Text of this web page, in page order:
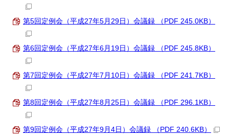
第5回定例会（平成27年5月29日）会議録 （PDF 245.0KB）
第6回定例会（平成27年6月19日）会議録 （PDF 245.8KB）
第7回定例会（平成27年7月10日）会議録 （PDF 241.7KB）
第8回定例会（平成27年8月25日）会議録 （PDF 296.1KB）
第9回定例会（平成27年9月4日）会議録 （PDF 240.6KB）